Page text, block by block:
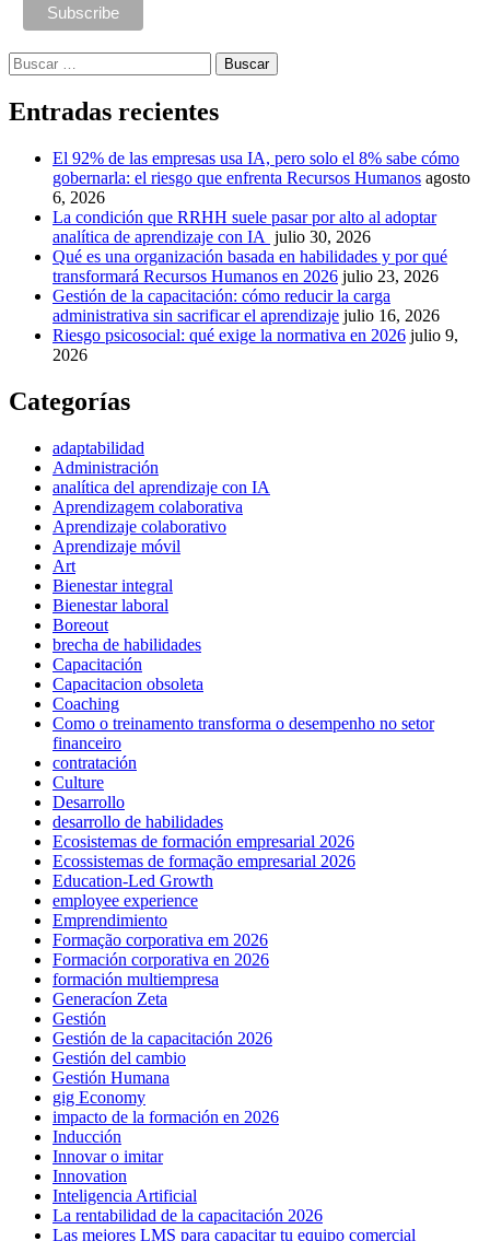
Buscar:
Entradas recientes
El 92% de las empresas usa IA, pero solo el 8% sabe cómo
gobernarla: el riesgo que enfrenta Recursos Humanos agosto
6, 2026
La condición que RRHH suele pasar por alto al adoptar
analítica de aprendizaje con IA julio 30, 2026
Qué es una organización basada en habilidades y por qué
transformará Recursos Humanos en 2026 julio 23, 2026
Gestión de la capacitación: cómo reducir la carga
administrativa sin sacrificar el aprendizaje julio 16, 2026
Riesgo psicosocial: qué exige la normativa en 2026 julio 9,
2026
Categorías
adaptabilidad
Administración
analítica del aprendizaje con IA
Aprendizagem colaborativa
Aprendizaje colaborativo
Aprendizaje móvil
Art
Bienestar integral
Bienestar laboral
Boreout
brecha de habilidades
Capacitación
Capacitacion obsoleta
Coaching
Como o treinamento transforma o desempenho no setor
financeiro
contratación
Culture
Desarrollo
desarrollo de habilidades
Ecosistemas de formación empresarial 2026
Ecossistemas de formação empresarial 2026
Education-Led Growth
employee experience
Emprendimiento
Formação corporativa em 2026
Formación corporativa en 2026
formación multiempresa
Generacíon Zeta
Gestión
Gestión de la capacitación 2026
Gestión del cambio
Gestión Humana
gig Economy
impacto de la formación en 2026
Inducción
Innovar o imitar
Innovation
Inteligencia Artificial
La rentabilidad de la capacitación 2026
Las mejores LMS para capacitar tu equipo comercial